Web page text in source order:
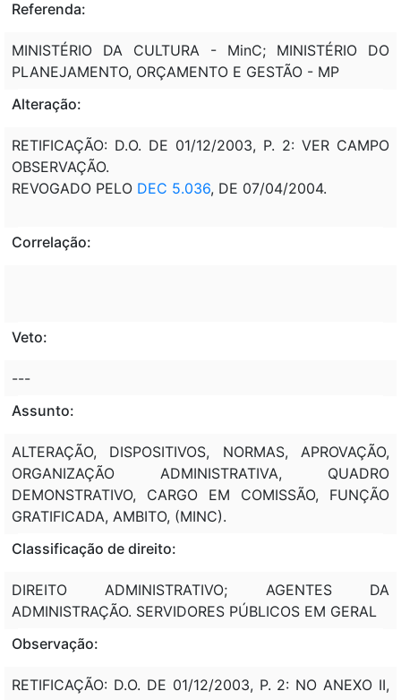
Referenda:
MINISTÉRIO DA CULTURA - MinC; MINISTÉRIO DO
PLANEJAMENTO, ORÇAMENTO E GESTÃO - MP
Alteração:
RETIFICAÇÃO: D.O. DE 01/12/2003, P. 2: VER CAMPO
OBSERVAÇÃO.
REVOGADO PELO DEC 5.036, DE 07/04/2004.
Correlação:
Veto:
---
Assunto:
ALTERAÇÃO, DISPOSITIVOS, NORMAS, APROVAÇÃO,
ORGANIZAÇÃO ADMINISTRATIVA, QUADRO
DEMONSTRATIVO, CARGO EM COMISSÃO, FUNÇÃO
GRATIFICADA, AMBITO, (MINC).
Classificação de direito:
DIREITO ADMINISTRATIVO; AGENTES DA
ADMINISTRAÇÃO. SERVIDORES PÚBLICOS EM GERAL
Observação:
RETIFICAÇÃO: D.O. DE 01/12/2003, P. 2: NO ANEXO II,